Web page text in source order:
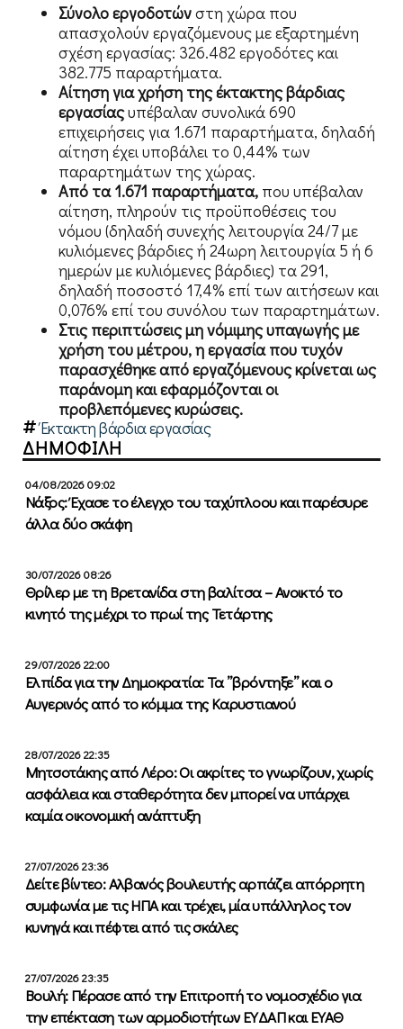
Σύνολο εργοδοτώνστη χώρα που
απασχολούν εργαζόμενους με εξαρτημένη
σχέση εργασίας: 326.482 εργοδότες και
382.775 παραρτήματα.
Αίτηση για χρήση της έκτακτης βάρδιας
εργασίαςυπέβαλαν συνολικά 690
επιχειρήσεις για 1.671 παραρτήματα, δηλαδή
αίτηση έχει υποβάλει το 0,44% των
παραρτημάτων της χώρας.
Από τα 1.671 παραρτήματα, που υπέβαλαν
αίτηση, πληρούν τις προϋποθέσεις του
νόμου (δηλαδή συνεχής λειτουργία 24/7 με
κυλιόμενες βάρδιες ή 24ωρη λειτουργία 5 ή 6
ημερών με κυλιόμενες βάρδιες) τα 291,
δηλαδή ποσοστό 17,4% επί των αιτήσεων και
0,076% επί του συνόλου των παραρτημάτων.
Στις περιπτώσεις μη νόμιμης υπαγωγής με
χρήση του μέτρου, η εργασία που τυχόν
παρασχέθηκε από εργαζόμενους κρίνεται ως
παράνομη και εφαρμόζονται οι
προβλεπόμενες κυρώσεις.
Έκτακτη βάρδια εργασίας
ΔΗΜΟΦΙΛΗ
04/08/2026 09:02
Νάξος: Έχασε το έλεγχο του ταχύπλοου και παρέσυρε
άλλα δύο σκάφη
30/07/2026 08:26
Θρίλερ με τη Βρετανίδα στη βαλίτσα – Ανοικτό το
κινητό της μέχρι το πρωί της Τετάρτης
29/07/2026 22:00
Ελπίδα για την Δημοκρατία: Τα ”βρόντηξε” και ο
Αυγερινός από το κόμμα της Καρυστιανού
28/07/2026 22:35
Μητσοτάκης από Λέρο: Οι ακρίτες το γνωρίζουν, χωρίς
ασφάλεια και σταθερότητα δεν μπορεί να υπάρχει
καμία οικονομική ανάπτυξη
27/07/2026 23:36
Δείτε βίντεο: Αλβανός βουλευτής αρπάζει απόρρητη
συμφωνία με τις ΗΠΑ και τρέχει, μία υπάλληλος τον
κυνηγά και πέφτει από τις σκάλες
27/07/2026 23:35
Βουλή: Πέρασε από την Επιτροπή το νομοσχέδιο για
την επέκταση των αρμοδιοτήτων ΕΥΔΑΠ και ΕΥΑΘ